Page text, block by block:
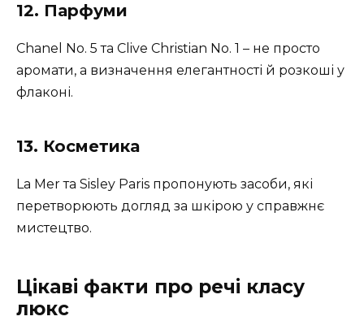
12. Парфуми
Chanel No. 5 та Clive Christian No. 1 – не просто
аромати, а визначення елегантності й розкоші у
флаконі.
13. Косметика
La Mer та Sisley Paris пропонують засоби, які
перетворюють догляд за шкірою у справжнє
мистецтво.
Цікаві факти про речі класу
люкс